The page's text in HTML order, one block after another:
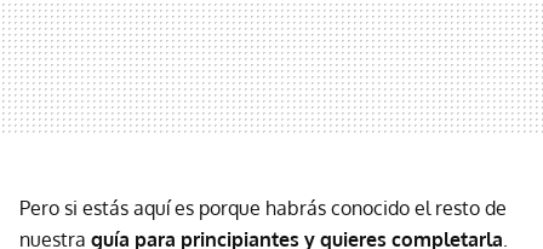
Pero si estás aquí es porque habrás conocido el resto de
nuestra guía para principiantes y quieres completarla